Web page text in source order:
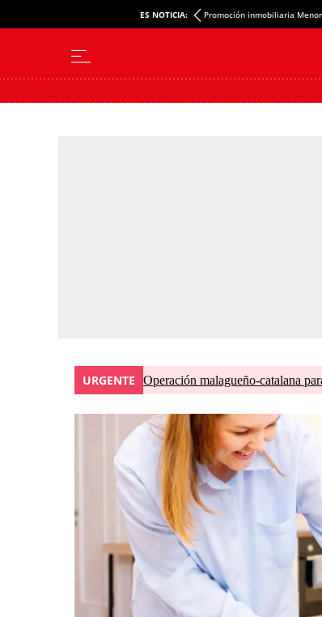
ES NOTICIA: Promoción inmobiliaria
URGENTE Operación malagueño-catalana